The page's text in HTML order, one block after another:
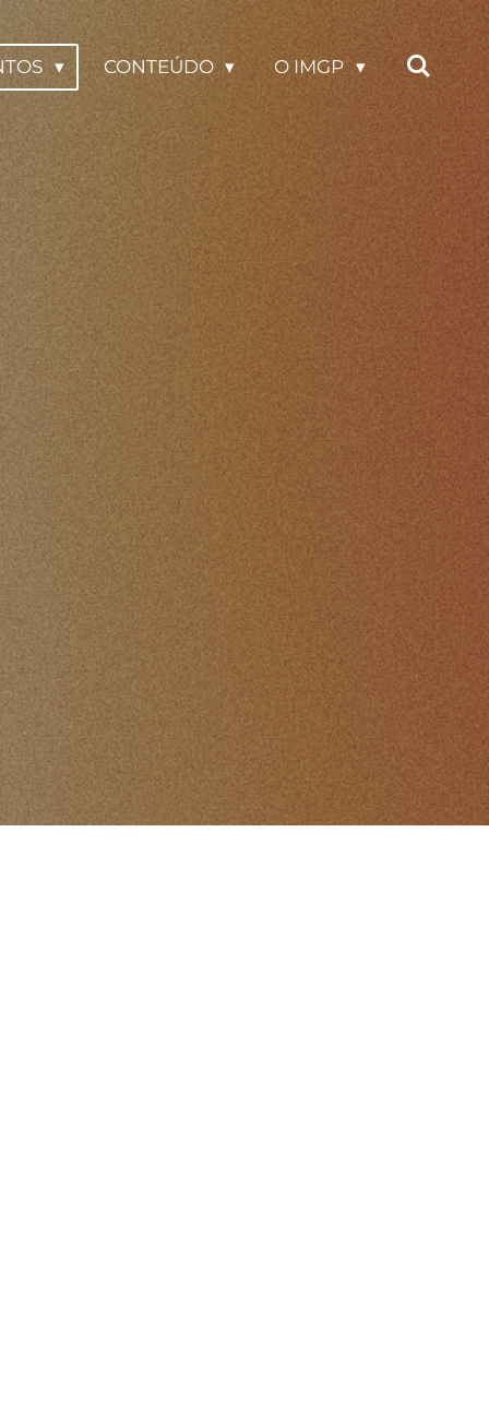
CONTEÚDO O IMGP